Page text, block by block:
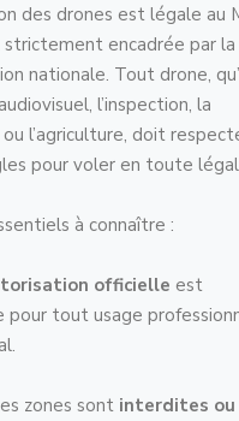
des drones est légale au
encadrée par la
nationale. Tout drone,
l’inspection, la
l’agriculture, doit
pour voler en toute
à connaître :
officielle est
pour tout usage
zones sont interdites ou